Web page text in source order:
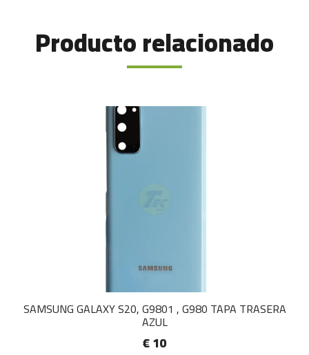
Producto relacionado
SAMSUNG GALAXY S20, G9801 , G980 TAPA TRASERA
AZUL
€ 10